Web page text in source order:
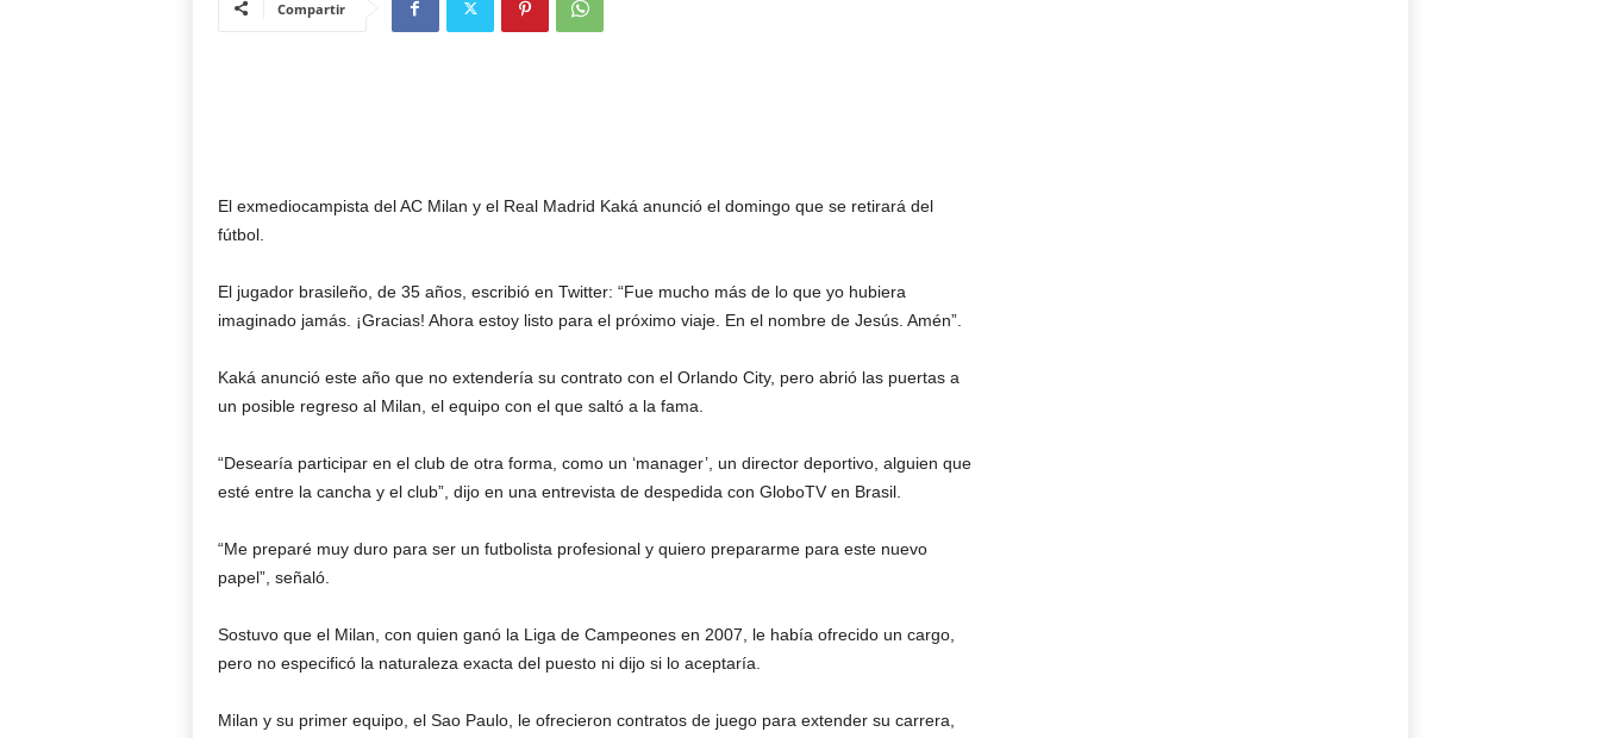
Compartir
El exmediocampista del AC Milan y el Real Madrid Kaká anunció el domingo que se retirará del
fútbol.
El jugador brasileño, de 35 años, escribió en Twitter: “Fue mucho más de lo que yo hubiera
imaginado jamás. ¡Gracias! Ahora estoy listo para el próximo viaje. En el nombre de Jesús. Amén”.
Kaká anunció este año que no extendería su contrato con el Orlando City, pero abrió las puertas a
un posible regreso al Milan, el equipo con el que saltó a la fama.
“Desearía participar en el club de otra forma, como un ‘manager’, un director deportivo, alguien que
esté entre la cancha y el club”, dijo en una entrevista de despedida con GloboTV en Brasil.
“Me preparé muy duro para ser un futbolista profesional y quiero prepararme para este nuevo
papel”, señaló.
Sostuvo que el Milan, con quien ganó la Liga de Campeones en 2007, le había ofrecido un cargo,
pero no especificó la naturaleza exacta del puesto ni dijo si lo aceptaría.
Milan y su primer equipo, el Sao Paulo, le ofrecieron contratos de juego para extender su carrera,